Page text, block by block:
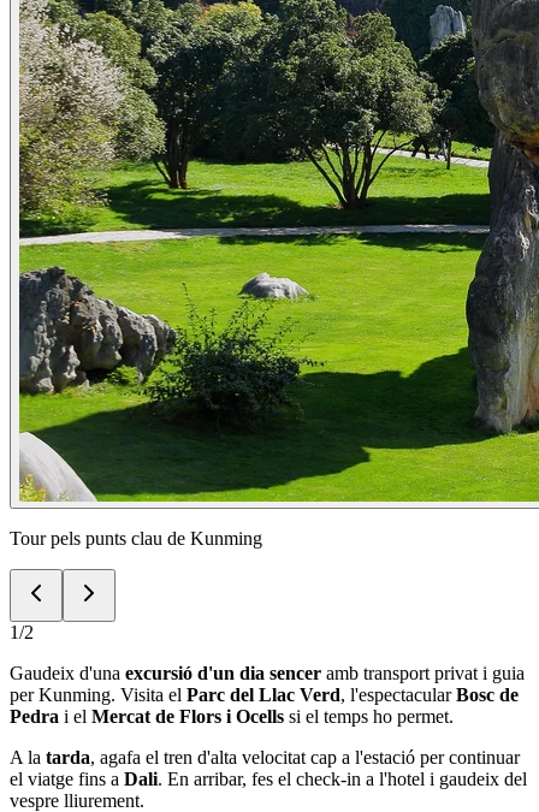
Tour pels punts clau de Kunming
1/2
Gaudeix d'una excursió d'un dia sencer amb transport privat i guia
per Kunming. Visita el Parc del Llac Verd, l'espectacularBosc de
Pedra i el Mercat de Flors i Ocells si el temps ho permet.
A la tarda, agafa el tren d'alta velocitat cap a l'estació per continuar
el viatge fins a Dali. En arribar, fes el check-in a l'hotel i gaudeix del
vespre lliurement.